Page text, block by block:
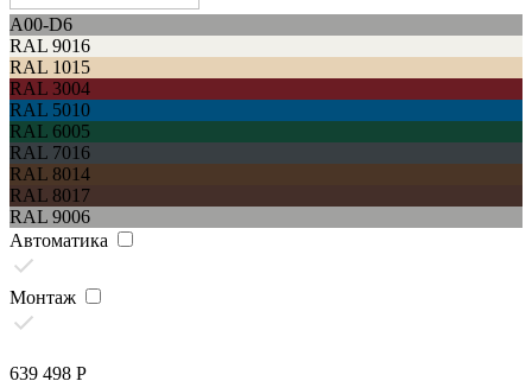
A00-D6
RAL 9016
RAL 1015
RAL 3004
RAL 5010
RAL 6005
RAL 7016
RAL 8014
RAL 8017
RAL 9006
Автоматика
Монтаж
639 498 Р